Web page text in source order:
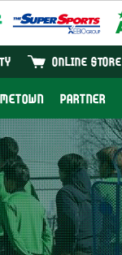
ONLINE STORE
PARTNER